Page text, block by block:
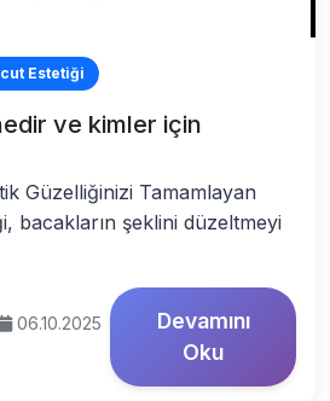
Estetiği
ve kimler için
Güzelliğinizi Tamamlayan
bacakların şeklini düzeltmeyi
06.10.2025
Devamını
Oku